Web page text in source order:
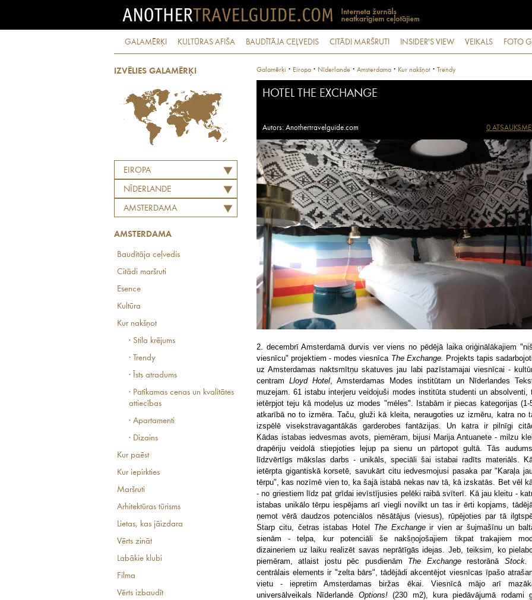
GALAMĒRĶI KULTŪRAS AFIŠA BAUDĪTĀJA CEĻVEDIS CITĀDI MARŠRUTI INSIDER'S VIEW VEIKALS FOTO
IZVĒLIES GALAMĒRĶI
EIROPA
NĪDERLANDE
AMSTERDAMA
AMSTERDAMA
Baudītāja ceļvedis
Citādi maršruti
Esence
Kultūra
Kur nakšņot
· Stila krējums
· Trendy
· Īsts atradums
· Patīkamas cenas un kvalitātes
attiecības
· Apartamenti
· Dizains
Kur paēst
Kur iepirkties
Maršruti
Arhitektūras tūrisms
Lietas, kas jāizdara
Vērts zināt
Labākie klubi
Filma
Vērts izbaudīt
Galamērķi · Eiropa · Nīderlande · Amsterdama · Kur nakšņot · Trendy
HOTEL THE EXCHANGE
Autors: Anothertravelguide.com 0
2. decembrī Amsterdamā durvis ver viens no pēdējā laika oriģinālākajiem
viesnīcu" projektiem - modes viesnīca The Exchange. Projekts tapis
uz Amsterdamas naktsmītņu skatuves jau labi pazīstamajai viesnīcai -
centram Lloyd Hotel , Amsterdamas Modes institūtam un Nīderlandes
muzejam. 61 istabu interjeru veidojuši modes institūta studenti un absolventi,
ietērpjot teju kā modeļus uz modes "mēles". Istabām ir piecas kategorijas (1-
atkarībā no to izmēra. Taču, gluži kā kleita, neraugoties uz izmēru, katra no
izspēlē visekstravagantākās garderobes fantāzijas. Un katra ir pilnīgi
Kādas istabas iedvesmas avots, piemēram, bijusi Marija Antuanete - milzu
drapēriju veidolā stiepjoties lejup pa sienu un pārtopot gultā. Tās
līdzvērtīgs mākslas darbs - unikāls, speciāli šai istabai radīts materiāls.
ietērpta gigantiskā korsetē, savukārt citu iedvesmojusi pasaka par "Karaļa
tērpu", kas nozīmē vien to, ka šajā istabā nekas nav tā, kā izskatās. Bet vēl
- no griestiem līdz pat grīdai ievīstījusies pelēki raibā svīterī. Kā jau kleitu -
istabas unikālo tērpu iespējams arī viegli novilkt un tas ir ērti kopjams,
ņemot vērā daudzos potenciālos nēsātājus (viesus), rūpējoties par tā
Starp citu, četras istabas Hotel The Exchangeir vien ar šujmašīnu un
sienām - telpa, kur potenciāli še nakšņojošajiem tikpat trakajiem
dizaineriem uz laiku realizēt savas neprātīgās idejas. Jeb, teiksim, ko
piemēram, atlaist jostu pēc pusdienām The Exchangerestorānā Stock.
centrālais elements ir "zelta bārs", tādējādi akcentējot viesnīcas īpašo
vietu - iepretim Amsterdamas biržas ēkai. Viesnīcā mājo arī
universālveikals Nīderlandē Options!(230 m2), kura piedāvājumā rodami